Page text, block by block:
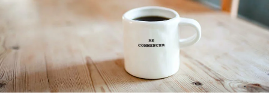
Énergie Partagée accompagne les initiatives
de production d'énergie renouvelable qui
associent les habitants et acteurs de leur